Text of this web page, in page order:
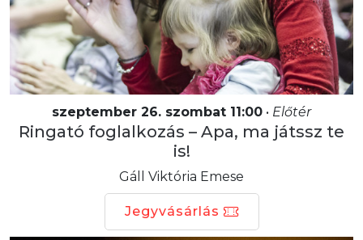
szeptember 26. szombat 11:00 • Előtér
Ringató foglalkozás – Apa, ma játssz te
is!
Gáll Viktória Emese
Jegyvásárlás